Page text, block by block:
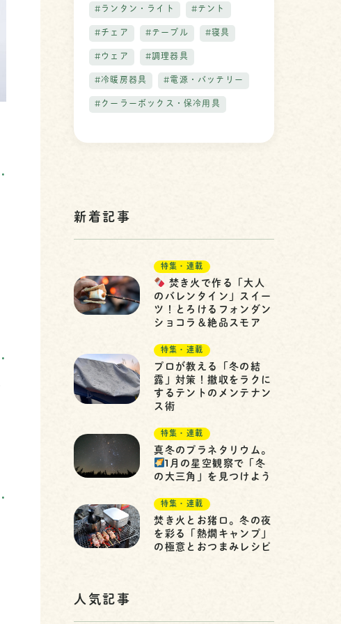
#ランタン・ライト #テント
#チェア #テーブル #寝具
#ウェア #調理器具
#冷暖房器具 #電源・バッテリー
#クーラーボックス・保冷用具
新着記事
特集・連載
焚き火で作る「大人
のバレンタイン」スイー
ツ！とろけるフォンダン
ショコラ＆絶品スモア
特集・連載
プロが教える「冬の結
露」対策！撤収をラクに
するテントのメンテナン
ス術
特集・連載
真冬のプラネタリウム。
1月の星空観察で「冬
の大三角」を見つけよう
特集・連載
焚き火とお猪口。冬の夜
を彩る「熱燗キャンプ」
の極意とおつまみレシピ
人気記事